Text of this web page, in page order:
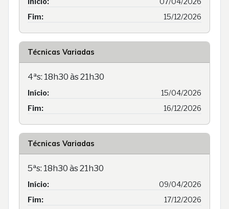
Fim:
15/12/2026
Técnicas Variadas
4ªs: 18h30 às 21h30
Início:
15/04/2026
Fim:
16/12/2026
Técnicas Variadas
5ªs: 18h30 às 21h30
Início:
09/04/2026
Fim:
17/12/2026